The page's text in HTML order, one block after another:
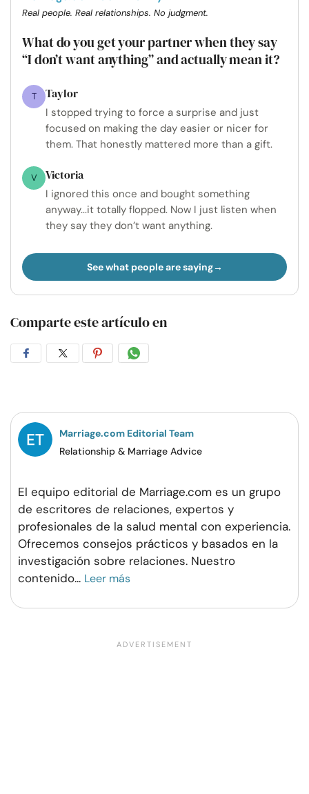
Real people. Real relationships. No judgment.
What do you get your partner when they say
“I don’t want anything” and actually mean it?
T Taylor
I stopped trying to force a surprise and just
focused on making the day easier or nicer for
them. That honestly mattered more than a gift.
V Victoria
I ignored this once and bought something
anyway...it totally flopped. Now I just listen when
they say they don’t want anything.
See what people are saying
Comparte este artículo en
CompartirCompartirCompartirCompartir
Marriage.com Editorial Team
Relationship & Marriage Advice
El equipo editorial de Marriage.com es un grupo
de escritores de relaciones, expertos y
profesionales de la salud mental con experiencia.
Ofrecemos consejos prácticos y basados en la
investigación sobre relaciones. Nuestro
contenido... Leer más